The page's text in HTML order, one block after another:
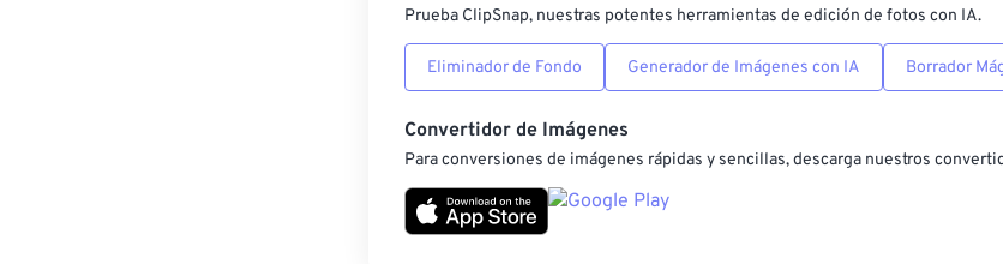
Prueba ClipSnap, nuestras potentes herramientas de edición de fotos con IA.
Eliminador de Fondo Generador de Imágenes con IA Borrador
Convertidor de Imágenes
Para conversiones de imágenes rápidas y sencillas, descarga nuestros